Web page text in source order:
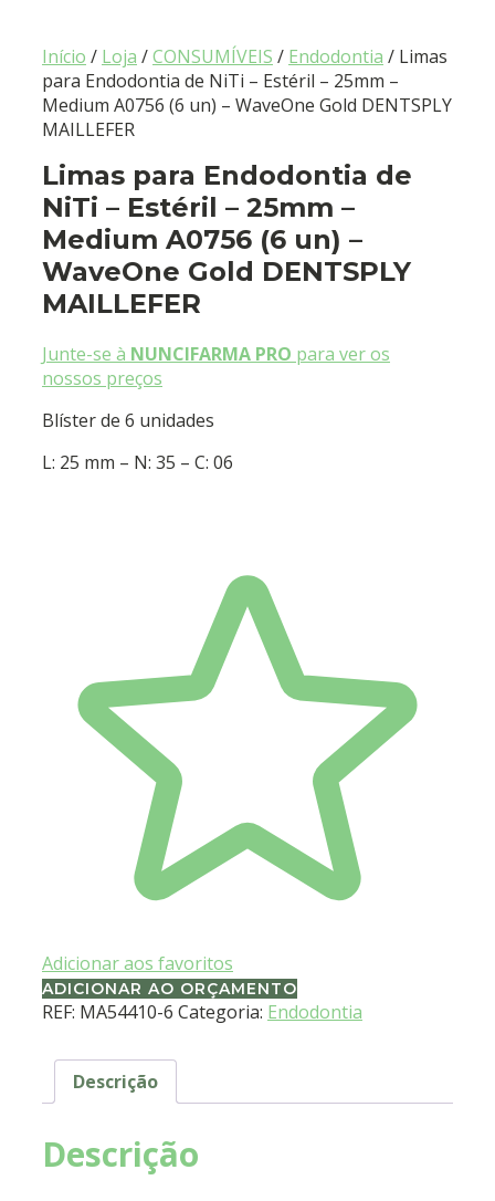
Início / Loja /CONSUMÍVEIS / Endodontia / Limas
para Endodontia de NiTi – Estéril – 25mm –
Medium A0756 (6 un) – WaveOne Gold DENTSPLY
MAILLEFER
Limas para Endodontia de
NiTi – Estéril – 25mm –
Medium A0756 (6 un) –
WaveOne Gold DENTSPLY
MAILLEFER
Junte-se à NUNCIFARMA PRO para ver os
nossos preços
Blíster de 6 unidades
L: 25 mm – N: 35 – C: 06
Adicionar aos favoritos
ADICIONAR AO ORÇAMENTO
REF: MA54410-6 Categoria: Endodontia
Descrição
Descrição